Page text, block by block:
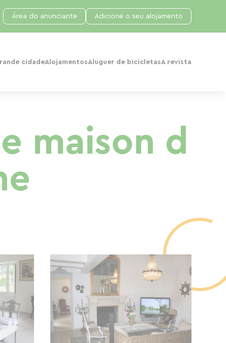
cidadeAlojamentosAluguer de bicicletasA revista
Área do anunciante Adicione o seu alojamento
maison d